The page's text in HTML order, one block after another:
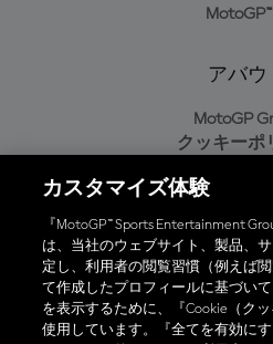
アバウ
MotoGP
クッキーポ
プライバシー
購入ポリ
オフィシャ
カスタマイズ体験
『MotoGP™ Sports Entertainment
は、当社のウェブサイト、製品、
定し、利用者の閲覧習慣（例えば
て作成したプロフィールに基づい
を表示するために、『Cookie（ク
使用しています。『全てを有効に